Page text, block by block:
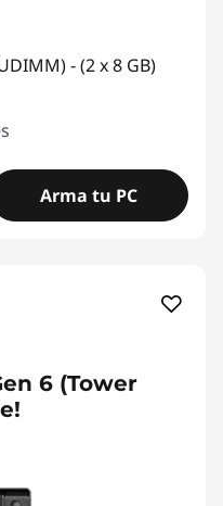
- (2 x 8 GB)
Arma tu PC
6 (Tower